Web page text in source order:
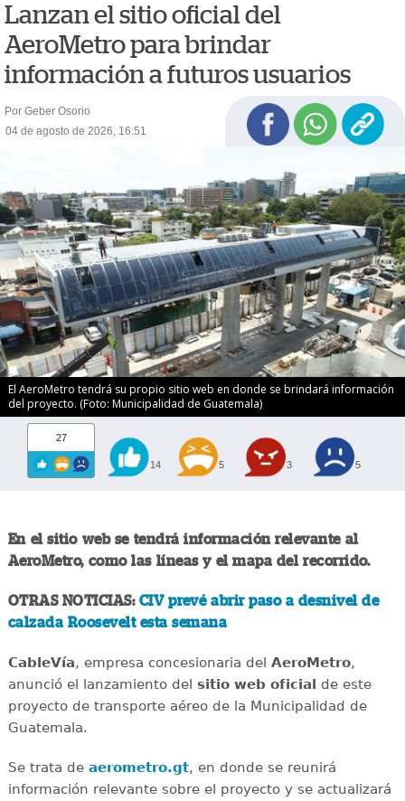
Lanzan el sitio oficial del
AeroMetro para brindar
información a futuros usuarios
Por Geber Osorio
04 de agosto de 2026, 16:51
El AeroMetro tendrá su propio sitio web en donde se brindará información
del proyecto. (Foto: Municipalidad de Guatemala)
27
14 5 3 5
En el sitio web se tendrá información relevante al
AeroMetro, como las líneas y el mapa del recorrido.
OTRAS NOTICIAS: CIV prevé abrir paso a desnivel de
calzada Roosevelt esta semana
CableVía, empresa concesionaria del AeroMetro,
anunció el lanzamiento del sitio web oficial de este
proyecto de transporte aéreo de la Municipalidad de
Guatemala.
Se trata de aerometro.gt, en donde se reunirá
información relevante sobre el proyecto y se actualizará